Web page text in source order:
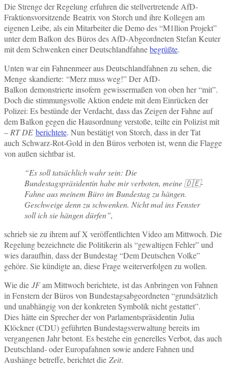
Die Strenge der Regelung erfuhren die stellvertretende AfD-
Fraktionsvorsitzende Beatrix von Storch und ihre Kollegen am
eigenen Leibe, als ein Mitarbeiter die Demo des “M1llion Projekt”
unter dem Balkon des Büros des AfD-Abgeordneten Stefan Keuter
mit dem Schwenken einer Deutschlandfahnebegrüßte.
Unten war ein Fahnenmeer aus Deutschlandfahnen zu sehen, die
Menge skandierte: “Merz muss weg!” Der AfD-
Balkon demonstrierte insofern gewissermaßen von oben her “mit”.
Doch die stimmungsvolle Aktion endete mit dem Einrücken der
Polizei: Es bestünde der Verdacht, dass das Zeigen der Fahne auf
dem Balkon gegen die Hausordnung verstoße, teilte ein Polizist mit
– RT DE berichtete. Nun bestätigt von Storch, dass in der Tat
auch Schwarz-Rot-Gold in den Büros verboten ist, wenn die Flagge
von außen sichtbar ist.
“Es soll tatsächlich wahr sein: Die
Bundestagspräsidentin habe mir verboten, meine 🇩🇪-
Fahne aus meinem Büro im Bundestag zu hängen.
Geschweige denn zu schwenken. Nicht mal ins Fenster
soll ich sie hängen dürfen”,
schrieb sie zu ihrem auf X veröffentlichten Video am Mittwoch. Die
Regelung bezeichnete die Politikerin als “gewaltigen Fehler” und
wies daraufhin, dass der Bundestag “Dem Deutschen Volke”
gehöre. Sie kündigte an, diese Frage weiterverfolgen zu wollen.
Wie die JFam Mittwoch berichtete, ist das Anbringen von Fahnen
in Fenstern der Büros von Bundestagsabgeordneten “grundsätzlich
und unabhängig von der konkreten Symbolik nicht gestattet”.
Dies hätte ein Sprecher der von Parlamentspräsidentin Julia
Klöckner (CDU) geführten Bundestagsverwaltung bereits im
vergangenen Jahr betont. Es bestehe ein generelles Verbot, das auch
Deutschland- oder Europafahnen sowie andere Fahnen und
Aushänge betreffe, berichtet die Zeit.